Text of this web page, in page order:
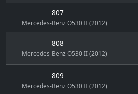
807
Mercedes-Benz O530 II (2012)
808
Mercedes-Benz O530 II (2012)
809
Mercedes-Benz O530 II (2012)